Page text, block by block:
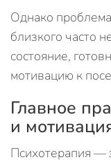
Однако
близкого часто
состояние,
мотивацию к
Главное
и
Психотерапия —